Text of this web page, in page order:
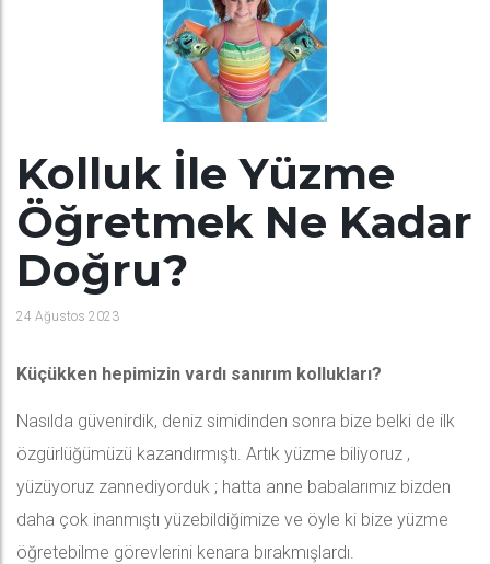
Kolluk İle Yüzme
Öğretmek Ne Kadar
Doğru?
24 Ağustos 2023
Küçükken hepimizin vardı sanırım kollukları?
Nasılda güvenirdik, deniz simidinden sonra bize belki de ilk
özgürlüğümüzü kazandırmıştı. Artık yüzme biliyoruz ,
yüzüyoruz zannediyorduk ; hatta anne babalarımız bizden
daha çok inanmıştı yüzebildiğimize ve öyle ki bize yüzme
öğretebilme görevlerini kenara bırakmışlardı.